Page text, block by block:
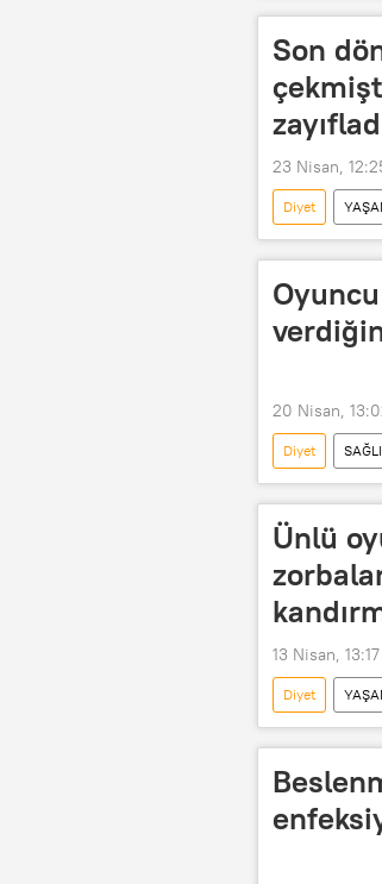
Son
23 Nisan,
Diyet
zayıflama ilacı
20 Nisan,
Diyet
Ünlü
13 Nisan, 13:17
Diyet